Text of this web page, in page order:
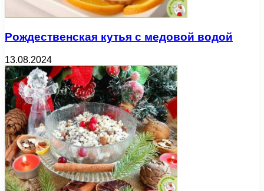
Рождественская кутья с медовой водой
13.08.2024